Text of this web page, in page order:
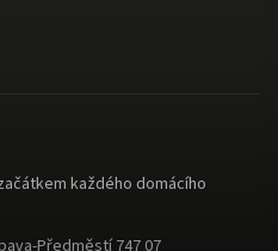
každého domácího